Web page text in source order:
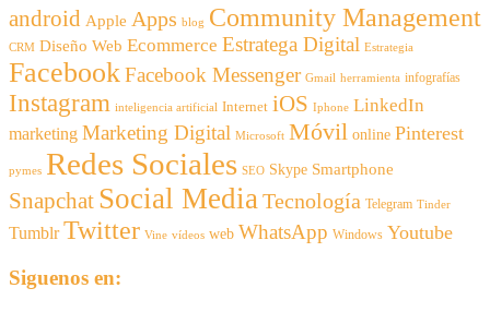
android Apple Apps blog Community Management
CRM Diseño Web Ecommerce Estratega Digital Estrategia
FacebookFacebook Messenger Gmail herramienta infografías
Instagram inteligencia artificial Internet iOS Iphone LinkedIn
marketing Marketing Digital Microsoft Móvil online Pinterest
pymes Redes Sociales SEO Skype Smartphone
Snapchat Social Media Tecnología Telegram Tinder
Tumblr Twitter Vine vídeos web WhatsApp Windows Youtube
Siguenos en: